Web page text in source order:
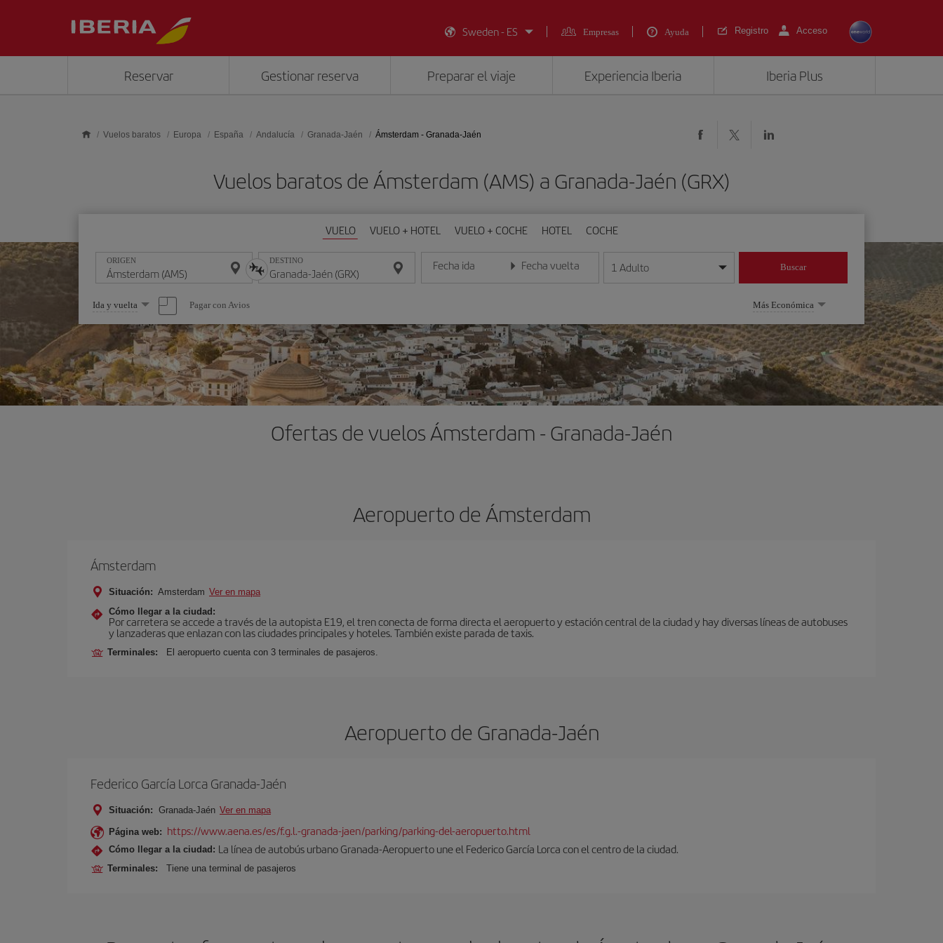
Sweden - ES
Empresas Ayuda Registro Acceso
Reservar Gestionar reserva Preparar el viaje Experiencia Iberia Iberia Plus
Vuelos baratos Europa España Andalucía Granada-Jaén Ámsterdam - Granada-Jaén
Vuelos baratos de Ámsterdam (AMS) a Granada-Jaén (GRX)
VUELO VUELO + HOTEL VUELO + COCHE HOTEL COCHE
ORIGEN DESTINO Fecha ida
Introduce la fecha en formato día/mes/año
Fecha vuelta
Introduce la fecha en formato día/mes/año
1 Adulto Buscar
Seleccione
una
opción
Ida y vuelta Pagar con Avios Más Económica
Ofertas de vuelos Ámsterdam - Granada-Jaén
Aeropuerto de Ámsterdam
Ámsterdam
Situación: Amsterdam Ver en mapa
Cómo llegar a la ciudad:
Por carretera se accede a través de la autopista E19, el tren conecta de forma directa el aeropuerto y estación central de la ciudad y hay diversas líneas de autobuses
y lanzaderas que enlazan con las ciudades principales y hoteles. También existe parada de taxis.
Terminales: El aeropuerto cuenta con 3 terminales de pasajeros.
Aeropuerto de Granada-Jaén
Federico García Lorca Granada-Jaén
Situación: Granada-Jaén Ver en mapa
Página web: https://www.aena.es/es/f.g.l.-granada-jaen/parking/parking-del-aeropuerto.html
Cómo llegar a la ciudad: La línea de autobús urbano Granada-Aeropuerto une el Federico García Lorca con el centro de la ciudad.
Terminales: Tiene una terminal de pasajeros